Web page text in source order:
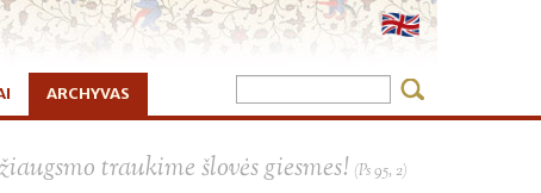
ARCHYVAS
traukime šlovės giesmes! (Ps 95, 2)